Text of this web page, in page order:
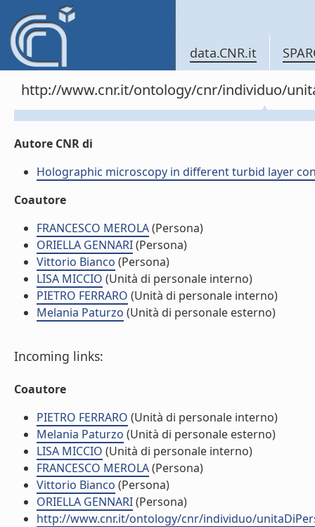
data.CNR.it
http://www.cnr.it/ontology/cnr/individuo/
Autore CNR di
Holographic microscopy in different turbid layer
Coautore
FRANCESCO MEROLA(Persona)
ORIELLA GENNARI(Persona)
Vittorio Bianco (Persona)
LISA MICCIO (Unità di personale interno)
PIETRO FERRARO (Unità di personale interno)
Melania Paturzo (Unità di personale esterno)
Incoming links:
Coautore
PIETRO FERRARO (Unità di personale interno)
Melania Paturzo (Unità di personale esterno)
LISA MICCIO (Unità di personale interno)
FRANCESCO MEROLA(Persona)
Vittorio Bianco (Persona)
ORIELLA GENNARI(Persona)
http://www.cnr.it/ontology/cnr/individuo/